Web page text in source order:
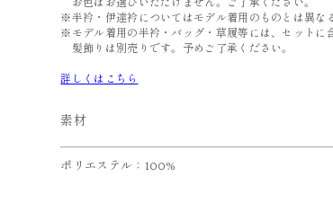
お色はお選びいただけません。ご了承ください。
※半衿・伊達衿についてはモデル着用のものとは異な
※モデル着用の半衿・バッグ・草履等には、セットに
髪飾りは別売りです。予めご了承ください。
詳しくはこちら
素材
ポリエステル：100%